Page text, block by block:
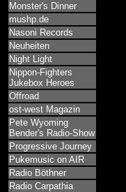
Monster's Dinner
mushp.de
Nasoni Records
Neuheiten
Night Light
Nippon-Fighters
Jukebox Heroes
Offroad
ost-west Magazin
Pete Wyoming
Bender's Radio-Show
Progressive Journey
Pukemusic on AIR
Radio Böthner
Radio Carpathia